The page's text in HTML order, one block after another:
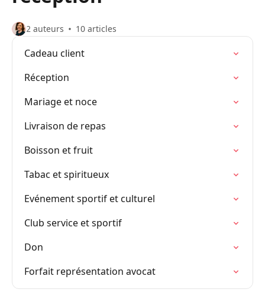
2 auteurs 10 articles
Cadeau client
Réception
Mariage et noce
Livraison de repas
Boisson et fruit
Tabac et spiritueux
Evénement sportif et culturel
Club service et sportif
Don
Forfait représentation avocat